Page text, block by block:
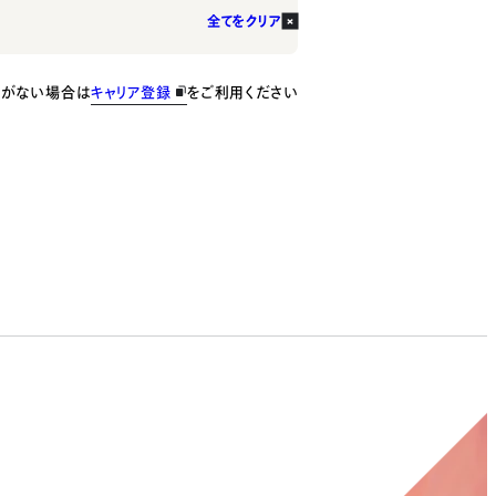
全てをクリア
ない場合はキャリア登録 をご利用ください